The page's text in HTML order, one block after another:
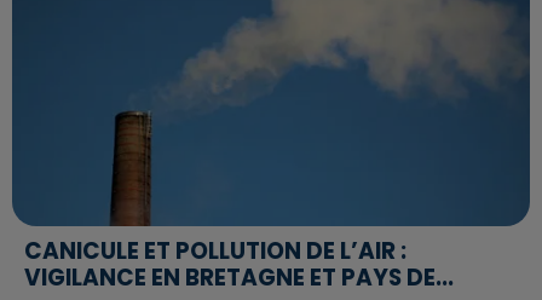
CANICULE ET POLLUTION DE L’AIR :
VIGILANCE EN BRETAGNE ET PAYS DE...